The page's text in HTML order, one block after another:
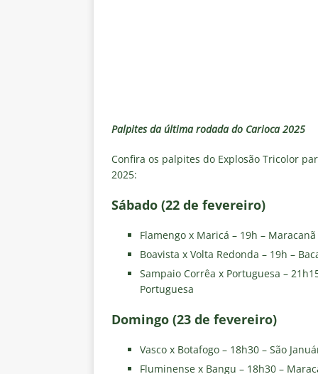
[ 8 de agosto de 2026 ] OLHO
Independiente Rivadavia
NOTÍCIAS
Fluminense, por Vinicius
Palpites da última rodada do Carioca 2025
Confira os palpites do Explosão Tricolor
2025:
Sábado (22 de fevereiro)
Flamengo x Maricá – 19h – Maracanã
Boavista x Volta Redonda – 19h –
Sampaio Corrêa x Portuguesa –
Portuguesa
Domingo (23 de fevereiro)
Vasco x Botafogo – 18h30 – São
Fluminense x Bangu – 18h30 –